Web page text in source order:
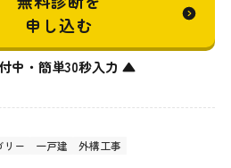
申し込む
中・簡単30秒入力 ▲
リー 一戸建 外構工事